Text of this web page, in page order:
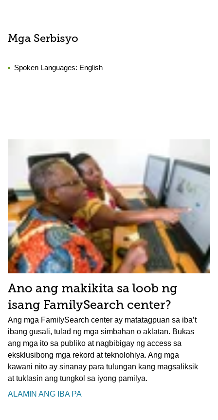
Mga Serbisyo
Spoken Languages: English
Ano ang makikita sa loob ng
isang FamilySearch center?
Ang mga FamilySearch center ay matatagpuan sa iba’t
ibang gusali, tulad ng mga simbahan o aklatan. Bukas
ang mga ito sa publiko at nagbibigay ng access sa
eksklusibong mga rekord at teknolohiya. Ang mga
kawani nito ay sinanay para tulungan kang magsaliksik
at tuklasin ang tungkol sa iyong pamilya.
ALAMIN ANG IBA PA